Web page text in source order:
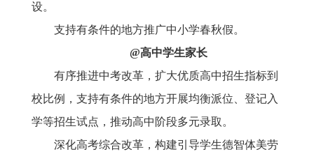
设。
支持有条件的地方推广中小学春秋假。
@高中学生家长
有序推进中考改革，扩大优质高中招生指标到
校比例，支持有条件的地方开展均衡派位、登记入
学等招生试点，推动高中阶段多元录取。
深化高考综合改革，构建引导学生德智体美劳